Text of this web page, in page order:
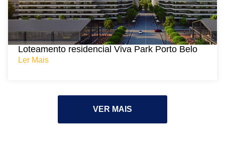
Loteamento residencial Viva Park Porto Belo
Ler Mais
VER MAIS